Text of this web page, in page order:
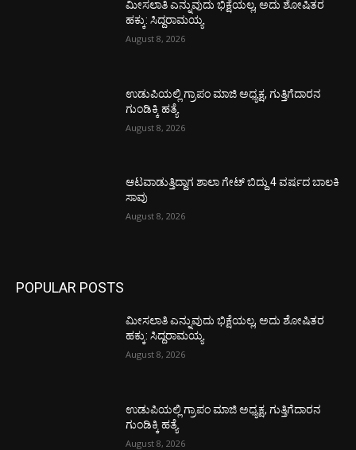
ಮೀಸಲಾತಿ ಎನ್ನುವುದು ಭಿಕ್ಷೆಯಲ್ಲ, ಅದು ಶೋಷಿತರ
ಹಕ್ಕು: ಸಿದ್ದರಾಮಯ್ಯ
August 8, 2026
ಉಡುಪಿಯಲ್ಲಿ ಗ್ರಾಪಂ ಮಾಜಿ ಅಧ್ಯಕ್ಷ, ಗುತ್ತಿಗೆದಾರನ
ಗುಂಡಿಕ್ಕಿ ಹತ್ಯೆ
August 8, 2026
ಆಟವಾಡುತ್ತಿದ್ದಾಗ ಶಾಲಾ ಗೇಟ್‌ ಬಿದ್ದು 4 ವರ್ಷದ ಬಾಲಕಿ
ಸಾವು
August 8, 2026
POPULAR POSTS
ಮೀಸಲಾತಿ ಎನ್ನುವುದು ಭಿಕ್ಷೆಯಲ್ಲ, ಅದು ಶೋಷಿತರ
ಹಕ್ಕು: ಸಿದ್ದರಾಮಯ್ಯ
August 8, 2026
ಉಡುಪಿಯಲ್ಲಿ ಗ್ರಾಪಂ ಮಾಜಿ ಅಧ್ಯಕ್ಷ, ಗುತ್ತಿಗೆದಾರನ
ಗುಂಡಿಕ್ಕಿ ಹತ್ಯೆ
August 8, 2026